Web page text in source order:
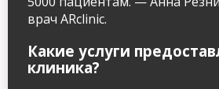
врач ARclinic.
Какие услуги
клиника?